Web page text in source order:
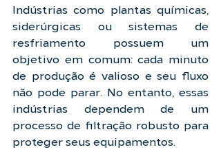
Indústrias como plantas químicas,
siderúrgicas ou sistemas de
resfriamento possuem um
objetivo em comum: cada minuto
de produção é valioso e seu fluxo
não pode parar. No entanto, essas
indústrias dependem de um
processo de filtração robusto para
proteger seus equipamentos.